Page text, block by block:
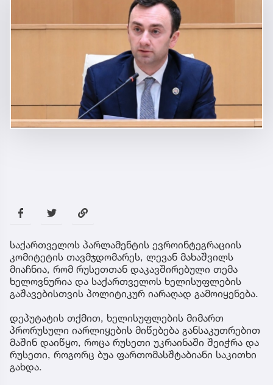
საქართველოს პარლამენტის ევროინტეგრაციის
კომიტეტის თავმჯდომარეს, ლევან მახაშვილს
მიაჩნია, რომ რუსეთთან დაკავშირებული თემა
ხელოვნურია და საქართველოს ხელისუფლების
გაშავებისთვის პოლიტიკურ იარაღად გამოიყენება.
დეპუტატის თქმით, ხელისუფლების მიმართ
პრორუსული იარლიყების მიწებება განსაკუთრებით
მაშინ დაიწყო, როცა რუსეთი უკრაინაში შეიჭრა და
რუსეთი, როგორც ბუა ფართომასშტაბიანი საკითხი
გახდა.